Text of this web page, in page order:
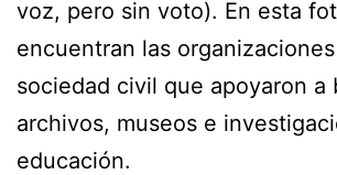
voz, pero sin voto). En esta
encuentran las
sociedad civil que apoyaron a
archivos, museos e
educación.